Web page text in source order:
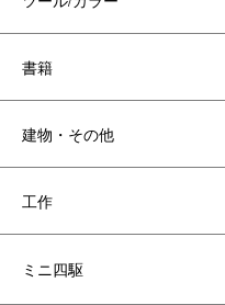
書籍
建物・その他
工作
ミニ四駆